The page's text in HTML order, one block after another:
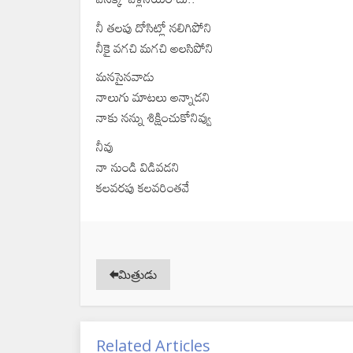
నీ తలపు దోసిట్లో నలిగిపోని
నీకై వగచి మగచి అలసిపోని
మనసైనవాడు
నాలుగు మాటలు అన్నాడని
నాకు నన్ను శిక్షించుకోనివ్వు
నీవు
నా నుండి విడివడని
కలవరపు కలవరింతవే
మిత్రుడు
Related Articles